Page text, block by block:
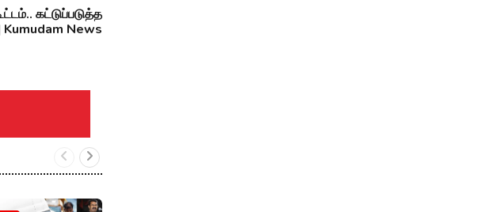
கட்டுப்படுத்த
Kumudam News